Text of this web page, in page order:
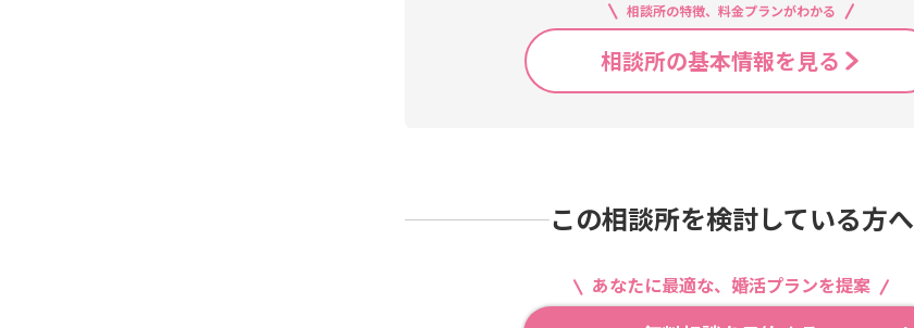
相談所の特徴、料金プランがわかる
相談所の基本情報を見る
この相談所を検討している方へ
あなたに最適な、婚活プランを提案